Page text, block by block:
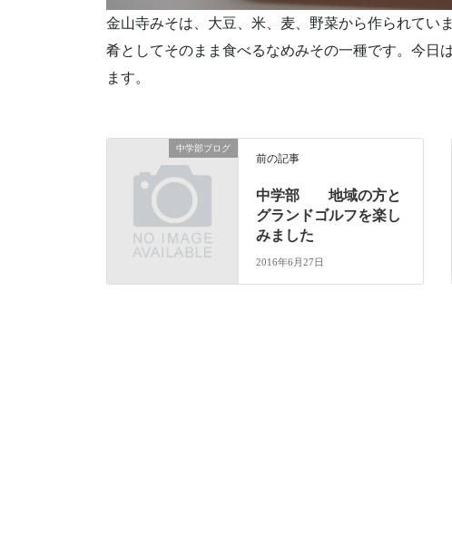
金山寺みそは、大豆、米、麦、野菜から作られてい
肴としてそのまま食べるなめみその一種です。今日
ます。
中学部ブログ
前の記事
中学部 地域の方と
グランドゴルフを楽し
みました
2016年6月27日